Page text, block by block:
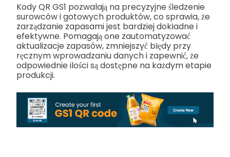
Kody QR GS1 pozwalają na precyzyjne śledzenie
surowców i gotowych produktów, co sprawia, że
zarządzanie zapasami jest bardziej dokładne i
efektywne. Pomagają one zautomatyzować
aktualizacje zapasów, zmniejszyć błędy przy
ręcznym wprowadzaniu danych i zapewnić, że
odpowiednie ilości są dostępne na każdym etapie
produkcji.